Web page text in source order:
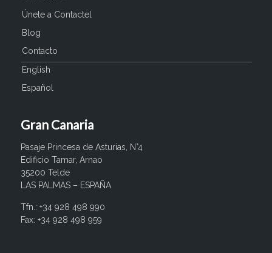
Únete a Contactel
Blog
Contacto
English
Español
Gran Canaria
Pasaje Princesa de Asturias, N°4
Edificio Tamar, Arnao
35200 Telde
LAS PALMAS – ESPAÑA
Tfn.: +34 928 498 990
Fax: +34 928 498 959